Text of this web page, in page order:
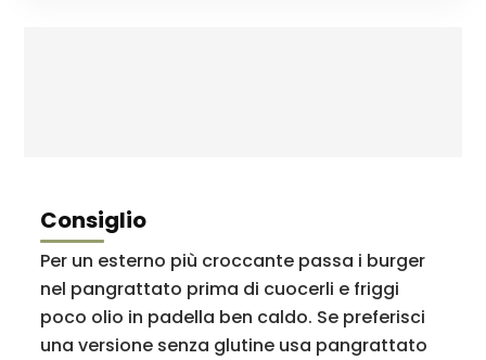
Consiglio
Per un esterno più croccante passa i burger
nel pangrattato prima di cuocerli e friggi
poco olio in padella ben caldo. Se preferisci
una versione senza glutine usa pangrattato